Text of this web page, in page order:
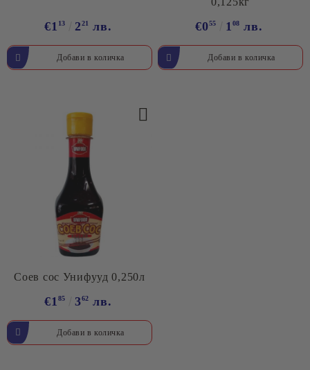
€1 13 221 лв. €055 108 лв.
Соев сос Унифууд 0,250л
€1 85 362 лв.